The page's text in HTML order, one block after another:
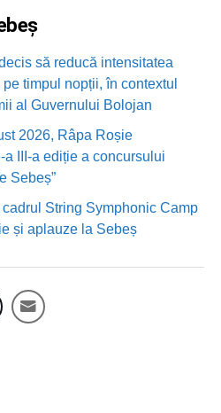
să reducă intensitatea
timpul nopții, în contextul
al Guvernului Bolojan
2026, Râpa Roșie
III-a ediție a concursului
Sebeș”
String Symphonic Camp
și aplauze la Sebeș